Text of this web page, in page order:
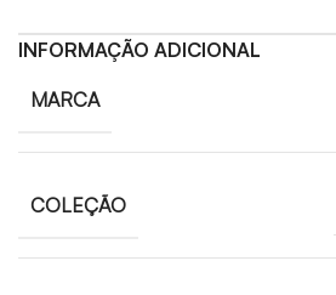
INFORMAÇÃO ADICIONAL
MARCA
COLEÇÃO